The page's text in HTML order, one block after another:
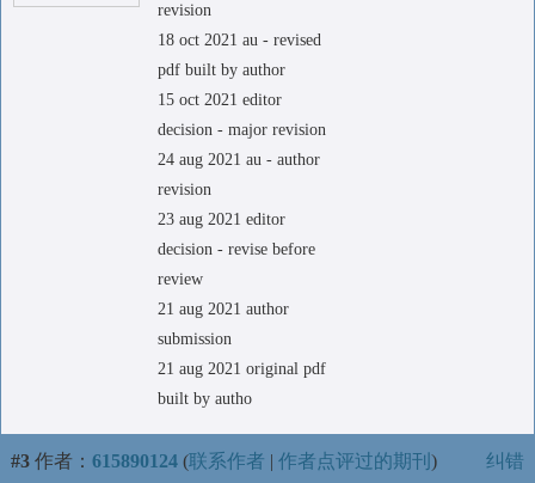
revision
18 oct 2021 au - revised
pdf built by author
15 oct 2021 editor
decision - major revision
24 aug 2021 au - author
revision
23 aug 2021 editor
decision - revise before
review
21 aug 2021 author
submission
21 aug 2021 original pdf
built by autho
#3 作者： 615890124 (联系作者 | 作者点评过的期刊 )
纠错